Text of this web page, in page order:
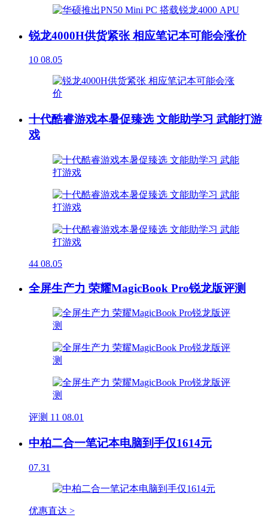
锐龙4000H供货紧张 相应笔记本可能会涨价
10 08.05
十代酷睿游戏本暑促臻选 文能助学习 武能打游
戏
44 08.05
全屏生产力 荣耀MagicBook Pro锐龙版评测
评测 11 08.01
中柏二合一笔记本电脑到手仅1614元
07.31
优惠直达 >